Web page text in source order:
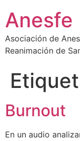
contenido
Anesfe
Asociación de
Reanimación de
Burnout
En un audio